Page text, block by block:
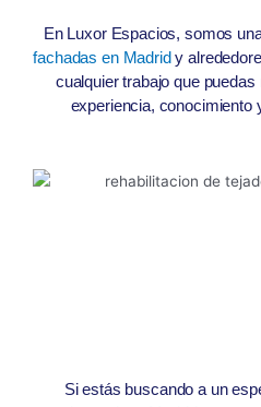
En Luxor Espacios, somos
fachadas en Madridy
cualquier trabajo que
experiencia, conocimiento
Si estás buscando a un